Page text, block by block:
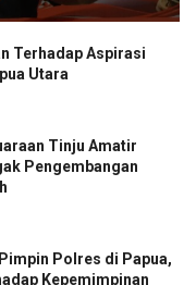
Terhadap Aspirasi
Utara
Tinju Amatir
Pengembangan
Polres di Papua,
Kepemimpinan